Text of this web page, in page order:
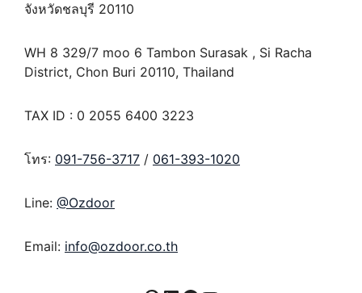
จังหวัดชลบุรี 20110
WH 8 329/7 moo 6 Tambon Surasak , Si Racha
District, Chon Buri 20110, Thailand
TAX ID : 0 2055 6400 3223
โทร: 091-756-3717 / 061-393-1020
Line: @Ozdoor
Email: info@ozdoor.co.th